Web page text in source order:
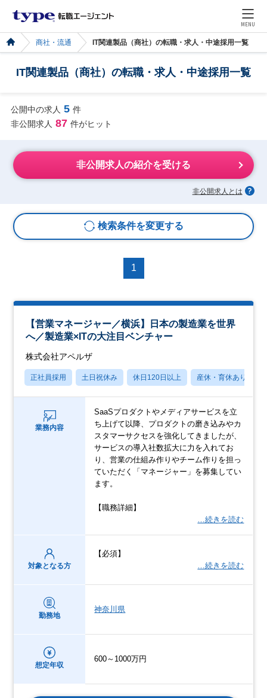
MENU
商社・流通 IT関連製品（商社）の転職・求人・中途採用一覧
IT関連製品（商社）の転職・求人・中途採用一覧
公開中の求人 5 件
非公開求人 87 件がヒット
非公開求人の紹介を受ける
非公開求人とは
検索条件を変更する
1
【営業マネージャー／横浜】日本の製造業を世界
へ／製造業×ITの大注目ベンチャー
株式会社アペルザ
正社員採用 土日祝休み 休日120日以上 産休・育休あり
業務内容
SaaSプロダクトやメディアサービスを立
ち上げて以降、プロダクトの磨き込みやカ
スタマーサクセスを強化してきましたが、
サービスの導入社数拡大に力を入れてお
り、営業の仕組み作りやチーム作りを担っ
ていただく「マネージャー」を募集してい
ます。
【職務詳細】
…続きを読む
対象となる方
【必須】
…続きを読む
勤務地
神奈川県
想定年収
600～1000万円